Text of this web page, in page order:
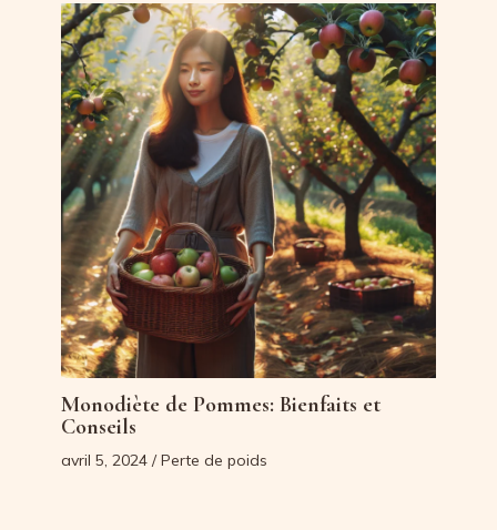
Monodiète de Pommes: Bienfaits et
Conseils
avril 5, 2024 /Perte de poids